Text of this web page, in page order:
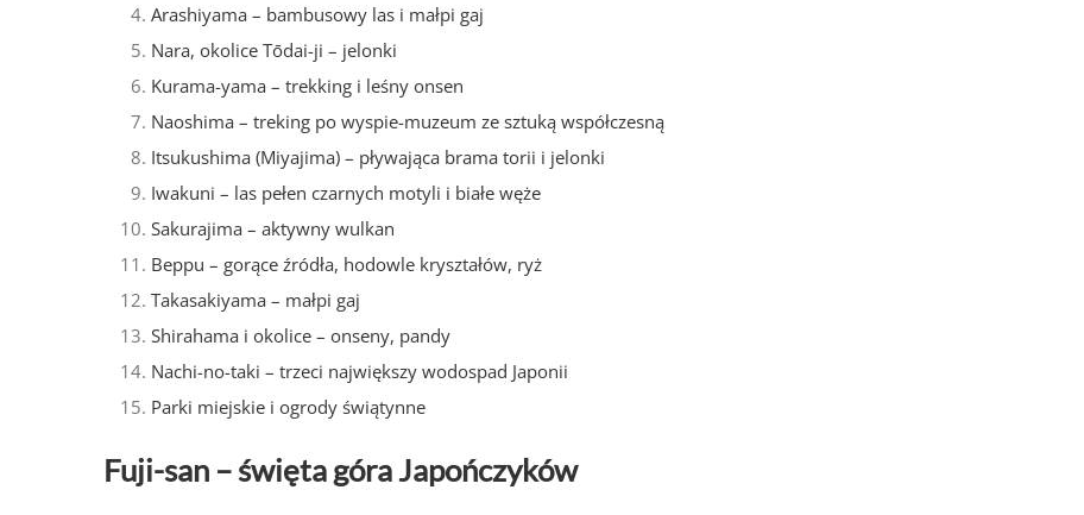
Arashiyama – bambusowy las i małpi gaj
Nara, okolice Tōdai-ji – jelonki
Kurama-yama – trekking i leśny onsen
Naoshima – treking po wyspie-muzeum ze sztuką współczesną
Itsukushima (Miyajima) – pływająca brama torii i jelonki
Iwakuni – las pełen czarnych motyli i białe węże
Sakurajima – aktywny wulkan
Beppu – gorące źródła, hodowle kryształów, ryż
Takasakiyama – małpi gaj
Shirahama i okolice – onseny, pandy
Nachi-no-taki – trzeci największy wodospad Japonii
Parki miejskie i ogrody świątynne
Fuji-san – święta góra Japończyków